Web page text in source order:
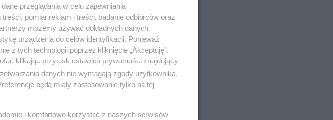
przeglądania w celu zapewniania
pomiar reklam i treści, badanie odbiorców oraz
możemy używać dokładnych danych
urządzenia do celów identyfikacji. Ponieważ
z tych technologii poprzez kliknięcie „Akceptuję”.
klikając przycisk ustawień prywatności znajdujący
danych nie wymagają zgody użytkownika,
będą miały zastosowanie tylko na tej
i komfortowo korzystać z naszych serwisów